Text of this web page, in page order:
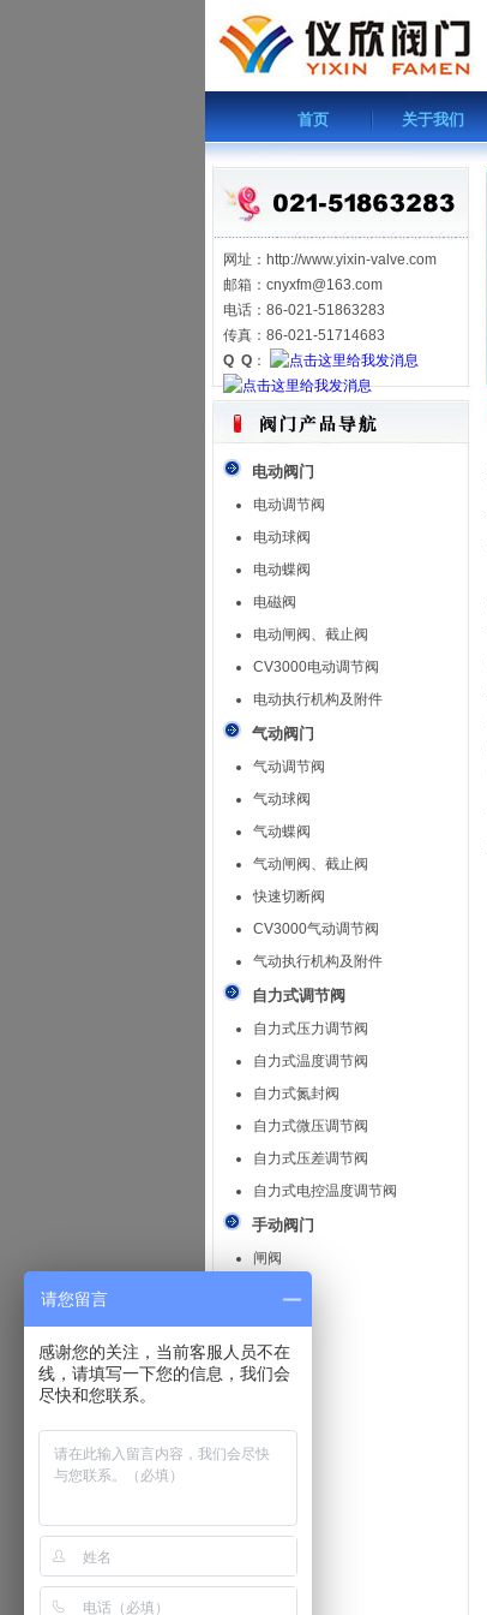
首页 关于我们
网址：http://www.yixin-valve.com
邮箱：cnyxfm@163.com
电话：86-021-51863283
传真：86-021-51714683
Q Q ：
电动阀门
电动调节阀
电动球阀
电动蝶阀
电磁阀
电动闸阀、截止阀
CV3000电动调节阀
电动执行机构及附件
气动阀门
气动调节阀
气动球阀
气动蝶阀
气动闸阀、截止阀
快速切断阀
CV3000气动调节阀
气动执行机构及附件
自力式调节阀
自力式压力调节阀
自力式温度调节阀
自力式氮封阀
自力式微压调节阀
自力式压差调节阀
自力式电控温度调节阀
手动阀门
闸阀
球阀
旋塞阀
安全阀
针型阀
请您留言
感谢您的关注，当前客服人员不在
线，请填写一下您的信息，我们会
尽快和您联系。